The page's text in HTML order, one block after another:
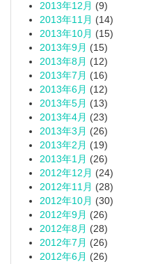
2013年12月 (9)
2013年11月 (14)
2013年10月 (15)
2013年9月 (15)
2013年8月 (12)
2013年7月 (16)
2013年6月 (12)
2013年5月 (13)
2013年4月 (23)
2013年3月 (26)
2013年2月 (19)
2013年1月 (26)
2012年12月 (24)
2012年11月 (28)
2012年10月 (30)
2012年9月 (26)
2012年8月 (28)
2012年7月 (26)
2012年6月 (26)